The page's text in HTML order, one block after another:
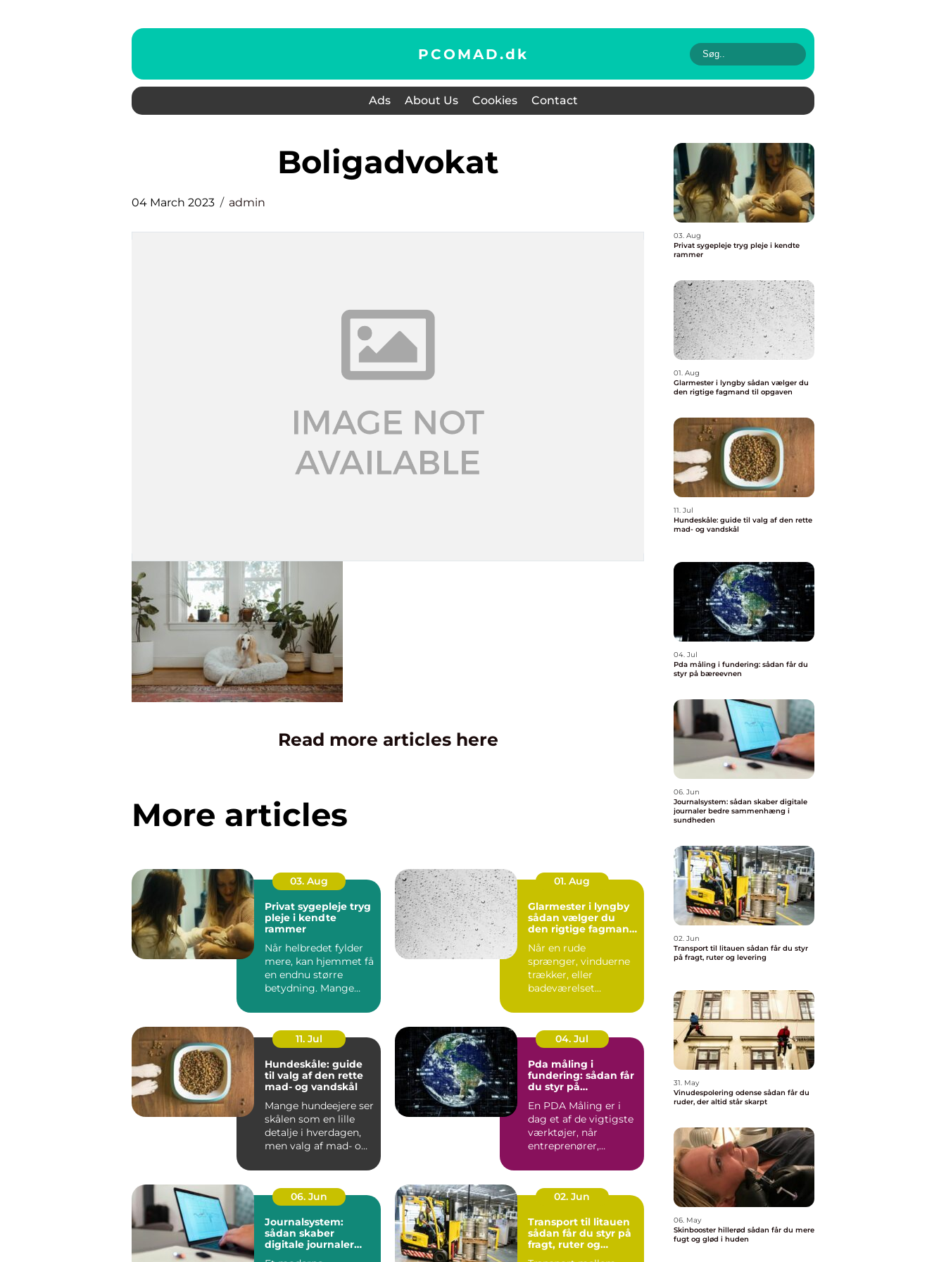
PCOMAD.dk
Ads About Us Cookies Contact
boligadvokat
04 March 2023 admin
Read more articles here
More articles
03. Aug
Privat sygepleje tryg
pleje i kendte
rammer
Når helbredet fylder
mere, kan hjemmet få
en endnu større
betydning. Mange
be...
01. Aug
Glarmester i lyngby
sådan vælger du
den rigtige fagmand
Når en rude
sprænger, vinduerne
trækker, eller
badeværelset
spejl, er en glarmest...
11. Jul
Hundeskåle: guide
til valg af den rette
mad- og vandskål
Mange hundeejere ser
skålen som en lille
detalje i hverdagen,
men valg af mad- og
04. Jul
Pda måling i
fundering: sådan får
du styr på
En PDA Måling er i
dag et af de vigtigste
værktøjer, når
entreprenører,
rådgivere vil d...
06. Jun
Journalsystem:
sådan skaber
digitale journaler
02. Jun
Transport til litauen
sådan får du styr på
fragt, ruter og
03. Aug
Privat sygepleje tryg pleje i kendte
rammer
01. Aug
Glarmester i lyngby sådan vælger du
den rigtige fagmand til opgaven
11. Jul
Hundeskåle: guide til valg af den rette
mad- og vandskål
04. Jul
Pda måling i fundering: sådan får du
styr på bæreevnen
06. Jun
Journalsystem: sådan skaber digitale
journaler bedre sammenhæng i
sundheden
02. Jun
Transport til litauen sådan får du styr
på fragt, ruter og levering
31. May
Vinudespolering odense sådan får du
ruder, der altid står skarpt
06. May
Skinbooster hillerød sådan får du mere
fugt og glød i huden